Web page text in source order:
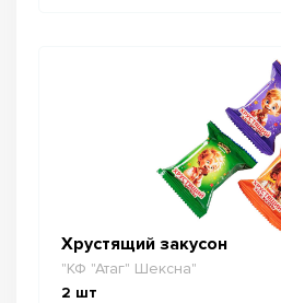
Хрустящий закусон
"КФ "Атаг" Шексна"
2 шт